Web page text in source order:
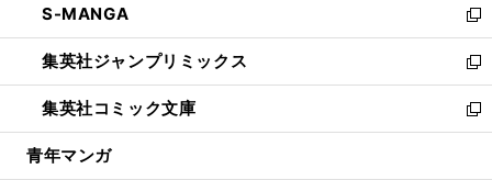
く
で
開
く
ド
ウ
で
開
く
ィ
ン
ド
ウ
で
開
い
ウ
ィ
ン
ド
ウ
S-MANGA
新
し
い
ウ
ィ
ン
集英社ジャンプリミックス
新
し
い
ウ
集英社コミック文庫
新
し
青年マンガ